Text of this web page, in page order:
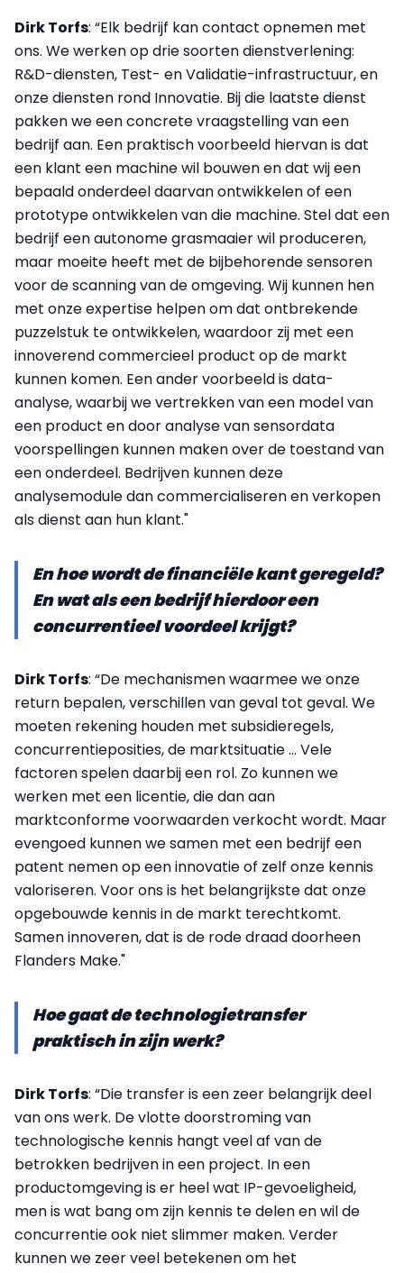
Dirk Torfs: “Elk bedrijf kan contact opnemen met
ons. We werken op drie soorten dienstverlening:
R&D-diensten, Test- en Validatie-infrastructuur, en
onze diensten rond Innovatie. Bij die laatste dienst
pakken we een concrete vraagstelling van een
bedrijf aan. Een praktisch voorbeeld hiervan is dat
een klant een machine wil bouwen en dat wij een
bepaald onderdeel daarvan ontwikkelen of een
prototype ontwikkelen van die machine. Stel dat een
bedrijf een autonome grasmaaier wil produceren,
maar moeite heeft met de bijbehorende sensoren
voor de scanning van de omgeving. Wij kunnen hen
met onze expertise helpen om dat ontbrekende
puzzelstuk te ontwikkelen, waardoor zij met een
innoverend commercieel product op de markt
kunnen komen. Een ander voorbeeld is data-
analyse, waarbij we vertrekken van een model van
een product en door analyse van sensordata
voorspellingen kunnen maken over de toestand van
een onderdeel. Bedrijven kunnen deze
analysemodule dan commercialiseren en verkopen
als dienst aan hun klant."
En hoe wordt de financiële kant geregeld?
En wat als een bedrijf hierdoor een
concurrentieel voordeel krijgt?
Dirk Torfs: “De mechanismen waarmee we onze
return bepalen, verschillen van geval tot geval. We
moeten rekening houden met subsidieregels,
concurrentieposities, de marktsituatie … Vele
factoren spelen daarbij een rol. Zo kunnen we
werken met een licentie, die dan aan
marktconforme voorwaarden verkocht wordt. Maar
evengoed kunnen we samen met een bedrijf een
patent nemen op een innovatie of zelf onze kennis
valoriseren. Voor ons is het belangrijkste dat onze
opgebouwde kennis in de markt terechtkomt.
Samen innoveren, dat is de rode draad doorheen
Flanders Make."
Hoe gaat de technologietransfer
praktisch in zijn werk?
Dirk Torfs: “Die transfer is een zeer belangrijk deel
van ons werk. De vlotte doorstroming van
technologische kennis hangt veel af van de
betrokken bedrijven in een project. In een
productomgeving is er heel wat IP-gevoeligheid,
men is wat bang om zijn kennis te delen en wil de
concurrentie ook niet slimmer maken. Verder
kunnen we zeer veel betekenen om het